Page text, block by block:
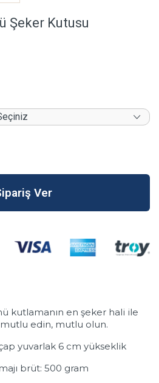
Şeker Kutusu
kutlamanın en şeker hali ile
edin, mutlu olun.
yuvarlak 6 cm yükseklik
brüt: 500 gram